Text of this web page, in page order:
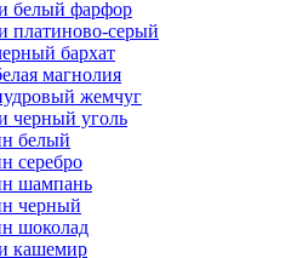
белый фарфор
платиново-серый
бархат
магнолия
жемчуг
черный уголь
белый
серебро
шампань
черный
шоколад
кашемир